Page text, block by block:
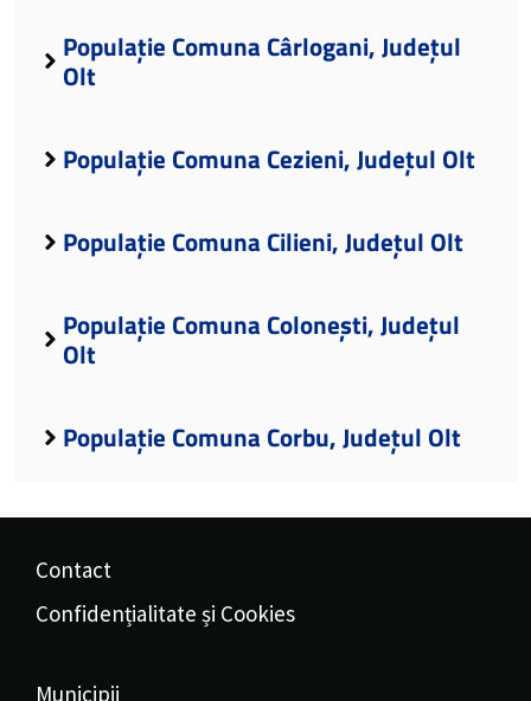
Populație Comuna Cârlogani, Județul
Olt
Populație Comuna Cezieni, Județul Olt
Populație Comuna Cilieni, Județul Olt
Populație Comuna Colonești, Județul
Olt
Populație Comuna Corbu, Județul Olt
Contact
Confidențialitate și Cookies
Municipii